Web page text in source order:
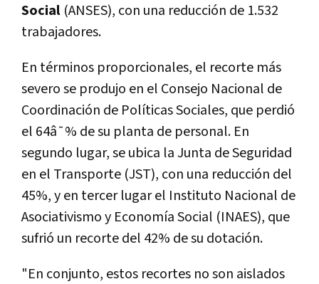
Social (ANSES), con una reducción de 1.532
trabajadores.
En términos proporcionales, el recorte más
severo se produjo en el Consejo Nacional de
Coordinación de Políticas Sociales, que perdió
el 64â¯% de su planta de personal. En
segundo lugar, se ubica la Junta de Seguridad
en el Transporte (JST), con una reducción del
45%, y en tercer lugar el Instituto Nacional de
Asociativismo y Economía Social (INAES), que
sufrió un recorte del 42% de su dotación.
"En conjunto, estos recortes no son aislados